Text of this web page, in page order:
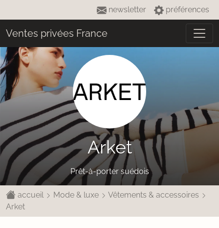
newsletter préférences
Ventes privées France
Arket
Prêt-à-porter suédois
accueil Mode & luxe
Vêtements & accessoires
Arket